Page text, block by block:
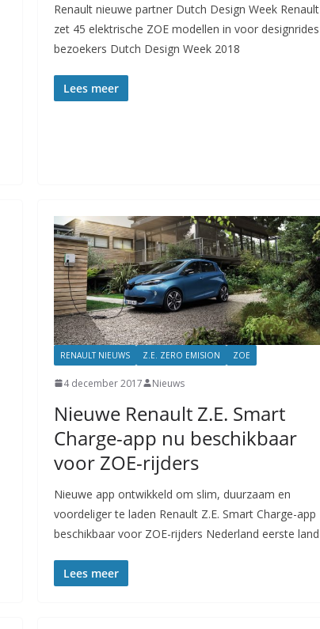
Renault nieuwe partner Dutch Design Week Renault
zet 45 elektrische ZOE modellen in voor designrides
bezoekers Dutch Design Week 2018
Lees meer
RENAULT NIEUWS Z.E. ZERO EMISION ZOE
4 december 2017 Nieuws
Nieuwe Renault Z.E. Smart
Charge-app nu beschikbaar
voor ZOE-rijders
Nieuwe app ontwikkeld om slim, duurzaam en
voordeliger te laden Renault Z.E. Smart Charge-app
beschikbaar voor ZOE-rijders Nederland eerste land
Lees meer